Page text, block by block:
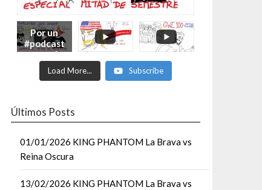
Por un
#podcast
con más
Moonsaul
ts #93:
MITAD
DE AÑO
Load More... Subscribe
Últimos Posts
01/01/2026 KING PHANTOM La Brava vs
Reina Oscura
13/02/2026 KING PHANTOM La Brava vs